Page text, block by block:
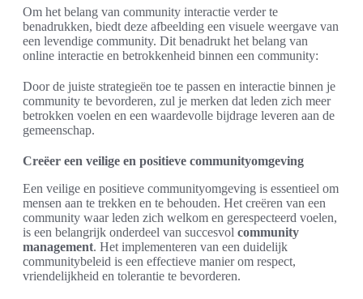
Om het belang van community interactie verder te
benadrukken, biedt deze afbeelding een visuele weergave van
een levendige community. Dit benadrukt het belang van
online interactie en betrokkenheid binnen een community:
Door de juiste strategieën toe te passen en interactie binnen je
community te bevorderen, zul je merken dat leden zich meer
betrokken voelen en een waardevolle bijdrage leveren aan de
gemeenschap.
Creëer een veilige en positieve communityomgeving
Een veilige en positieve communityomgeving is essentieel om
mensen aan te trekken en te behouden. Het creëren van een
community waar leden zich welkom en gerespecteerd voelen,
is een belangrijk onderdeel van succesvol community
management. Het implementeren van een duidelijk
communitybeleid is een effectieve manier om respect,
vriendelijkheid en tolerantie te bevorderen.